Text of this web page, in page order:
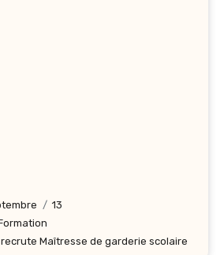
13
Maîtresse de garderie scolaire